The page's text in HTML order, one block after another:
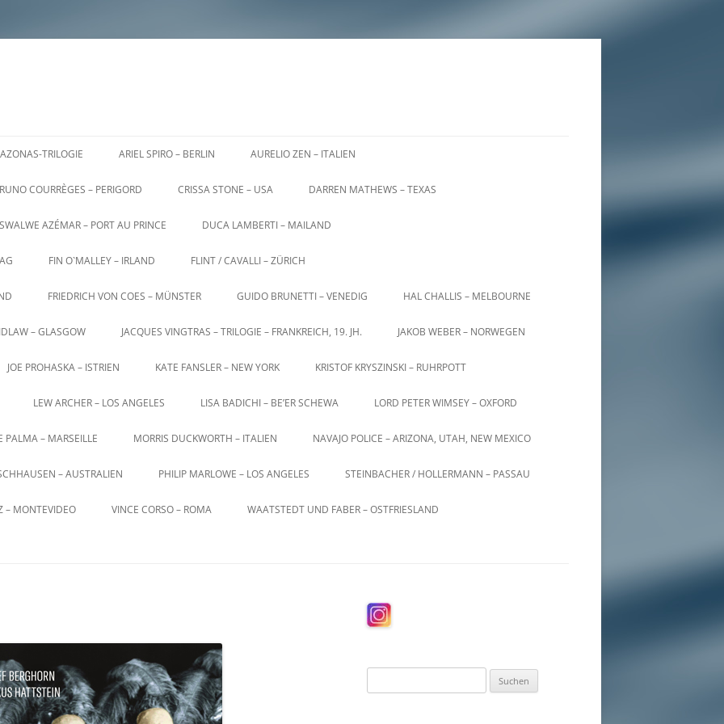
TRILOGIE ARIEL SPIRO – BERLIN AURELIO ZEN – ITALIEN
COURRÈGES – PERIGORD CRISSA STONE – USA DARREN MATHEWS – TEXAS
AZÉMAR – PORT AU PRINCE DUCA LAMBERTI – MAILAND
FIN O`MALLEY – IRLAND FLINT / CAVALLI – ZÜRICH
FRIEDRICH VON COES – MÜNSTER GUIDO BRUNETTI – VENEDIG HAL CHALLIS – MELBOURNE
– GLASGOW JACQUES VINGTRAS – TRILOGIE – FRANKREICH, 19. JH. JAKOB WEBER – NORWEGEN
JOE PROHASKA – ISTRIEN KATE FANSLER – NEW YORK KRISTOF KRYSZINSKI – RUHRPOTT
LEW ARCHER – LOS ANGELES LISA BADICHI – BE’ER SCHEWA LORD PETER WIMSEY – OXFORD
PALMA – MARSEILLE MORRIS DUCKWORTH – ITALIEN NAVAJO POLICE – ARIZONA, UTAH, NEW MEXICO
– AUSTRALIEN PHILIP MARLOWE – LOS ANGELES STEINBACHER / HOLLERMANN – PASSAU
– MONTEVIDEO VINCE CORSO – ROMA WAATSTEDT UND FABER – OSTFRIESLAND
nach: